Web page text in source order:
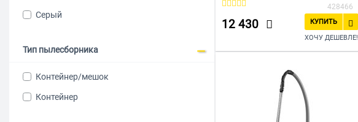
Einhell
Серый
Тип пылесборника
Контейнер/мешок
Контейнер
428466
12 430
КУПИТЬ
ХОЧУ ДЕШЕВЛЕ!